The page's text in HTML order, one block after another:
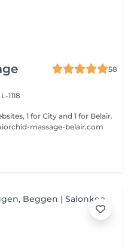
58
1118
1 for City and 1 for Belair.
massage-belair.com